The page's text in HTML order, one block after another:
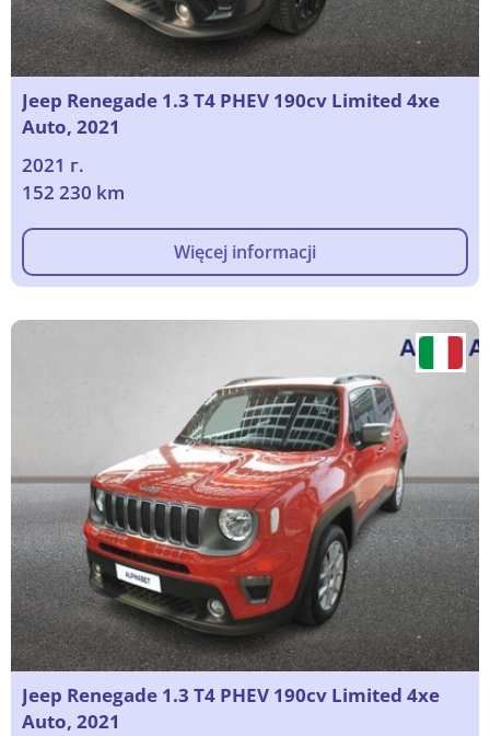
Jeep Renegade 1.3 T4 PHEV 190cv Limited 4xe
Auto, 2021
2021 г.
152 230 km
Więcej informacji
Jeep Renegade 1.3 T4 PHEV 190cv Limited 4xe
Auto, 2021